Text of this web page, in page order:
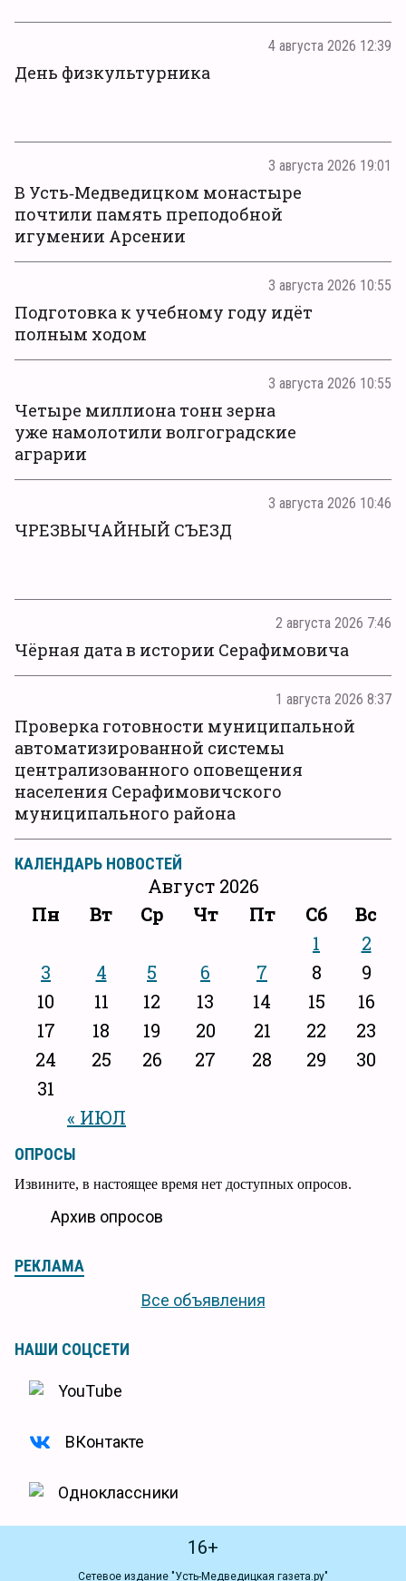
4 августа 2026 12:39
День физкультурника
3 августа 2026 19:01
В Усть‑Медведицком монастыре
почтили память преподобной
игумении Арсении
3 августа 2026 10:55
Подготовка к учебному году идёт
полным ходом
3 августа 2026 10:55
Четыре миллиона тонн зерна
уже намолотили волгоградские
аграрии
3 августа 2026 10:46
ЧРЕЗВЫЧАЙНЫЙ СЪЕЗД
2 августа 2026 7:46
Чёрная дата в истории Серафимовича
1 августа 2026 8:37
Проверка готовности муниципальной
автоматизированной системы
централизованного оповещения
населения Серафимовичского
муниципального района
КАЛЕНДАРЬ НОВОСТЕЙ
Август 2026
Пн
Вт Ср Чт Пт Сб Вс
« ИЮЛ
1
2
3
4 5 6 7 8
9
10
11 12 13 14 15
16
17
18 19 20 21 22
23
24
25 26 27 28 29
30
31
ОПРОСЫ
Извините, в настоящее время нет доступных опросов.
Архив опросов
РЕКЛАМА
Все объявления
НАШИ СОЦСЕТИ
YouTube
ВКонтакте
Одноклассники
16+
Сетевое издание "Усть-Медведицкая газета.ру"